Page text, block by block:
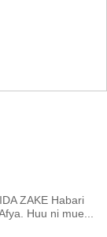
ZAKE Habari
Huu ni mue...